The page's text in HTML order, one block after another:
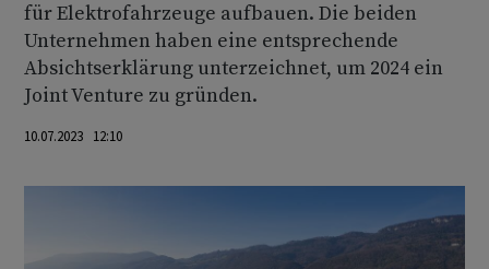
für Elektrofahrzeuge aufbauen. Die beiden
Unternehmen haben eine entsprechende
Absichtserklärung unterzeichnet, um 2024 ein
Joint Venture zu gründen.
10.07.2023 12:10